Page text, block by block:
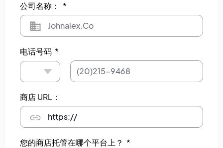
公司名称：
电话号码
商店 URL：
您的商店托管在哪个平台上？